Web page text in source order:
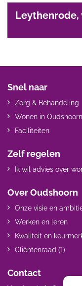
Leythenrode,
Snel naar
Zorg & Behandeling
Wonen in Oudshoorn
Faciliteiten
Zelf regelen
Ik wil advies over
Over Oudshoorn
Onze visie en
Werken en leren
Kwaliteit en
Cliëntenraad (1)
Contact